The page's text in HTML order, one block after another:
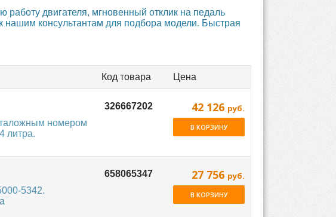
двигателя, мгновенный отклик на педаль
нашим консультантам для подбора модели. Быстрая
Код товара Цена
номером
литра.
42 126 руб.
В КОРЗИНУ
5342.
27 756 руб.
В КОРЗИНУ